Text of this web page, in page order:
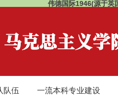
伟德国际1946(源于
队伍 一流本科专业建设